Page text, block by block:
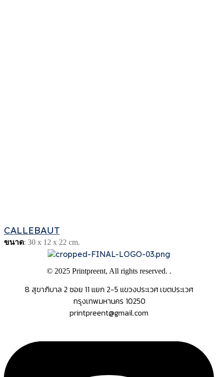
CALLEBAUT
ขนาด: 30 x 12 x 22 cm.
© 2025 Printpreent, All rights reserved. .
8 สุขาภิบาล 2 ซอย 11 แยก 2-5 แขวงประเวศ เขตประเวศ
กรุงเทพมหานคร 10250
printpreent@gmail.com